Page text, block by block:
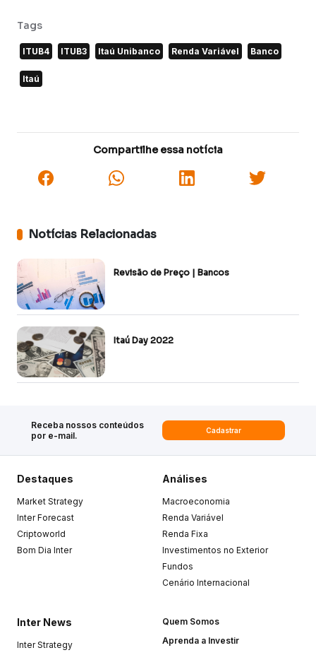
Tags
ITUB4 ITUB3 Itaú Unibanco Renda Variável Banco
Itaú
Compartilhe essa notícia
Notícias Relacionadas
Revisão de Preço | Bancos
Itaú Day 2022
Receba nossos conteúdos
por e-mail.
Cadastrar
Destaques
Market Strategy
Inter Forecast
Criptoworld
Bom Dia Inter
Análises
Macroeconomia
Renda Variável
Renda Fixa
Investimentos no Exterior
Fundos
Cenário Internacional
Inter News
Inter Strategy
Quem Somos
Aprenda a Investir